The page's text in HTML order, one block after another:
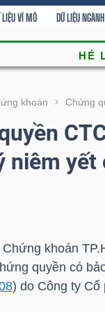
LIỆU VĨ MÔ DỮ LIỆU NGÀNH
khoán Chứng
niêm yết
khoán
quyền có
) do Công ty Cổ